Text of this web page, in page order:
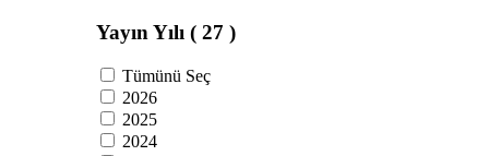
Yayın Yılı ( 27 )
Tümünü Seç
2026
2025
2024